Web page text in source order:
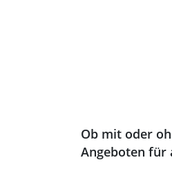
Ob mit oder
Angeboten für